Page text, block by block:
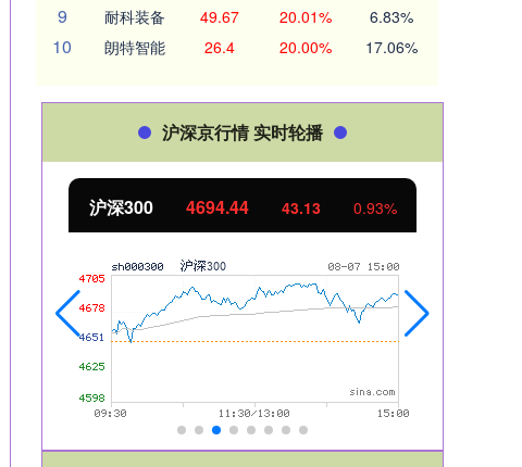
9 耐科装备 49.67 20.01% 6.83%
10 朗特智能 26.4 20.00% 17.06%
沪深京行情 实时轮播
4694.44 43.13 0.93%